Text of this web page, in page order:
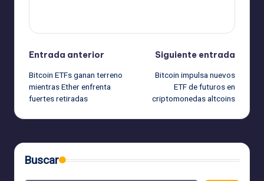
Navegación
de
entradas
Entrada anterior
Bitcoin ETFs ganan terreno
mientras Ether enfrenta
fuertes retiradas
Siguiente entrada
Bitcoin impulsa nuevos
ETF de futuros en
criptomonedas altcoins
Buscar